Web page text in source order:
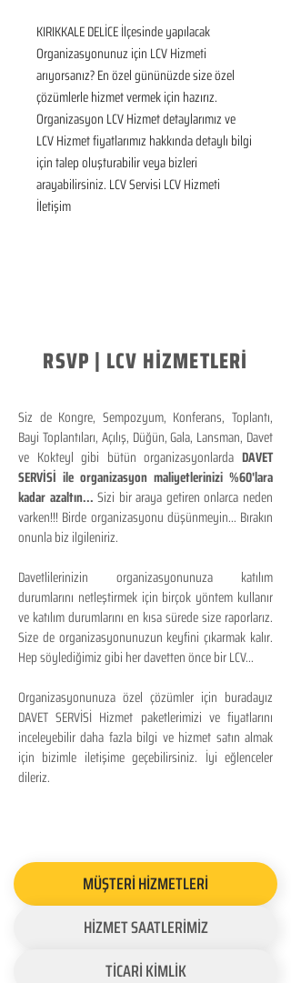
KIRIKKALE DELİCE İlçesinde yapılacak
Organizasyonunuz için LCV Hizmeti
arıyorsanız? En özel gününüzde size özel
çözümlerle hizmet vermek için hazırız.
Organizasyon LCV Hizmet detaylarımız ve
LCV Hizmet fiyatlarımız hakkında detaylı bilgi
için talep oluşturabilir veya bizleri
arayabilirsiniz. LCV Servisi LCV Hizmeti
İletişim
RSVP | LCV HİZMETLERİ
Siz de Kongre, Sempozyum, Konferans, Toplantı,
Bayi Toplantıları, Açılış, Düğün, Gala, Lansman, Davet
ve Kokteyl gibi bütün organizasyonlarda DAVET
SERVİSİ ile organizasyon maliyetlerinizi %60'lara
kadar azaltın...Sizi bir araya getiren onlarca neden
varken!!! Birde organizasyonu düşünmeyin... Bırakın
onunla biz ilgileniriz.
Davetlilerinizin organizasyonunuza katılım
durumlarını netleştirmek için birçok yöntem kullanır
ve katılım durumlarını en kısa sürede size raporlarız.
Size de organizasyonunuzun keyfini çıkarmak kalır.
Hep söylediğimiz gibi her davetten önce bir LCV...
Organizasyonunuza özel çözümler için buradayız
DAVET SERVİSİ Hizmet paketlerimizi ve fiyatlarını
inceleyebilir daha fazla bilgi ve hizmet satın almak
için bizimle iletişime geçebilirsiniz. İyi eğlenceler
dileriz.
MÜŞTERİ HİZMETLERİ
HİZMET SAATLERİMİZ
TİCARİ KİMLİK